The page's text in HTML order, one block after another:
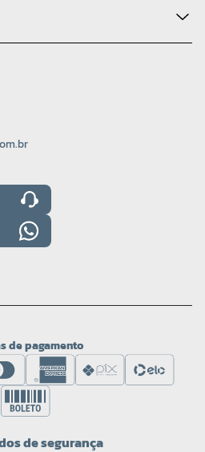
de pagamento
de segurança